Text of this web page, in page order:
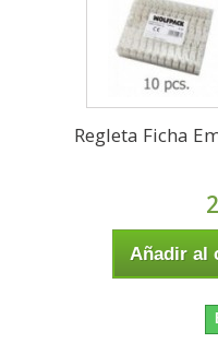
Regleta Ficha
Añadir al